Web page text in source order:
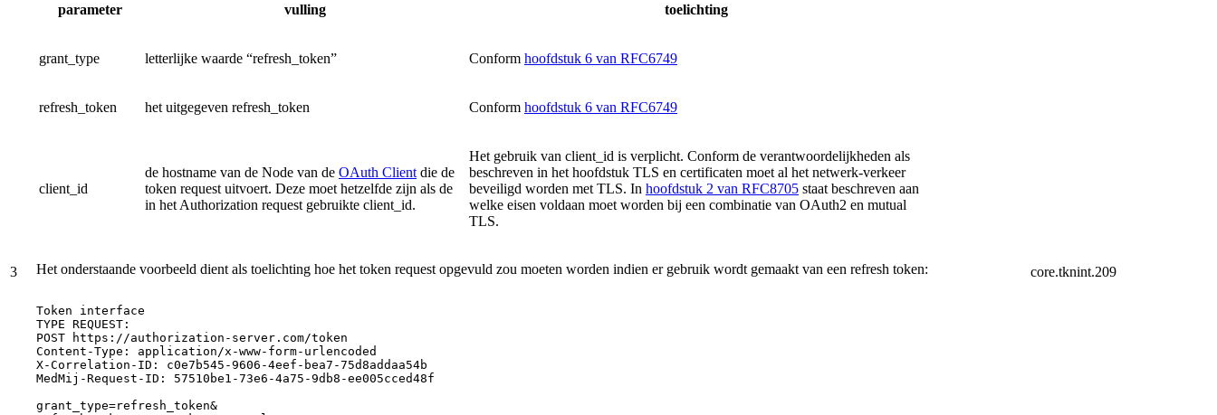
3
parameter vulling toelichting
grant_type letterlijke waarde “refresh_token” Conform hoofdstuk 6 van RFC6749
refresh_token het uitgegeven refresh_token Conform hoofdstuk 6 van RFC6749
client_id
de hostname van de Node van de OAuth Client die de
token request uitvoert. Deze moet hetzelfde zijn als de
in het Authorization request gebruikte client_id.
Het gebruik van client_id is verplicht. Conform de verantwoordelijkheden als
beschreven in het hoofdstuk TLS en certificaten moet al het netwerk-verkeer
beveiligd worden met TLS. In hoofdstuk 2 van RFC8705 staat beschreven aan
welke eisen voldaan moet worden bij een combinatie van OAuth2 en mutual
TLS.
Het onderstaande voorbeeld dient als toelichting hoe het token request opgevuld zou moeten worden indien er gebruik wordt gemaakt van een refresh token:
Token
interface
TYPE REQUEST:
POST
https://authorization-server.com/token
Content-Type:
application/x-www-form-urlencoded
X-Correlation-ID:
c0e7b545-9606-4eef-bea7-75d8addaa54b
MedMij-Request-ID:
57510be1-73e6-4a75-9db8-ee005cced48f
grant_type=refresh_token&
core.tknint.209